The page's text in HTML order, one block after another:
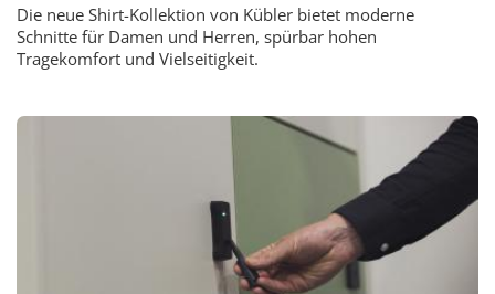
Die neue Shirt-Kollektion von Kübler bietet moderne
Schnitte für Damen und Herren, spürbar hohen
Tragekomfort und Vielseitigkeit.